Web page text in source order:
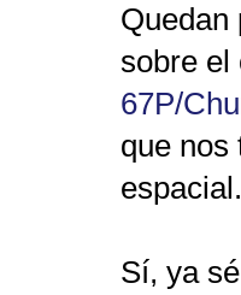
Quedan
sobre el
67P/
que nos
espacial.
Sí, ya